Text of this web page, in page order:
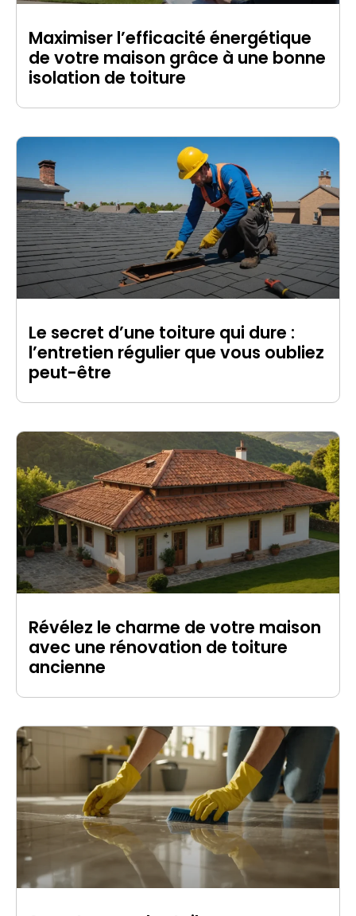
Maximiser l’efficacité énergétique
de votre maison grâce à une bonne
isolation de toiture
Le secret d’une toiture qui dure :
l’entretien régulier que vous oubliez
peut-être
Révélez le charme de votre maison
avec une rénovation de toiture
ancienne